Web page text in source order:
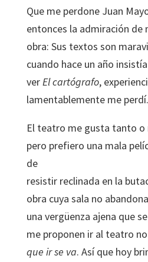
Que me perdone Juan
entonces la admiración de
obra: Sus textos son
cuando hace un año
verEl cartógrafo,
lamentablemente me perdí.
El teatro me gusta tanto o
pero prefiero una mala
de
resistir reclinada en la
obra cuya sala no
una vergüenza ajena que
me proponen ir al teatro
que ir se va. Así que hoy